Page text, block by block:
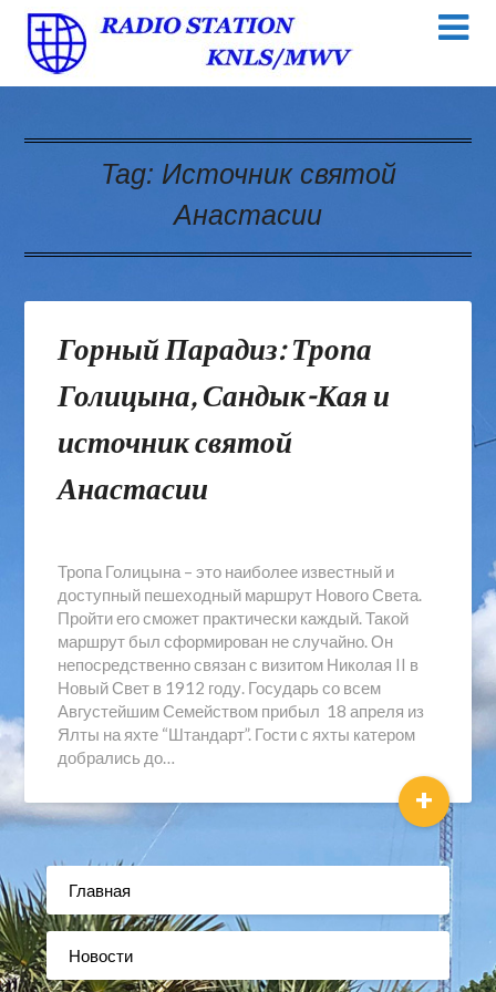
Tag: Источник святой
Анастасии
Горный Парадиз: Тропа
Голицына, Сандык-Кая и
источник святой
Анастасии
Тропа Голицына – это наиболее известный и
доступный пешеходный маршрут Нового Света.
Пройти его сможет практически каждый. Такой
маршрут был сформирован не случайно. Он
непосредственно связан с визитом Николая II в
Новый Свет в 1912 году. Государь со всем
Августейшим Семейством прибыл 18 апреля из
Ялты на яхте “Штандарт”. Гости с яхты катером
добрались до…
+
Главная
Новости